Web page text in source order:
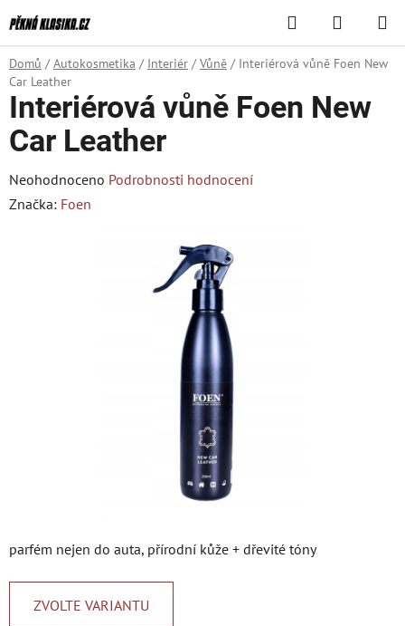
na
obsah
Hledat
KOŠÍK
Domů / Autokosmetika / Interiér / Vůně / Interiérová vůně Foen New
Car Leather
parfém nejen do auta, přírodní kůže + dřevité tóny
ZVOLTE VARIANTU
Interiérová vůně Foen New
Car Leather
Průměrné
hodnocení
Neohodnoceno Podrobnosti hodnocení
Značka: Foen